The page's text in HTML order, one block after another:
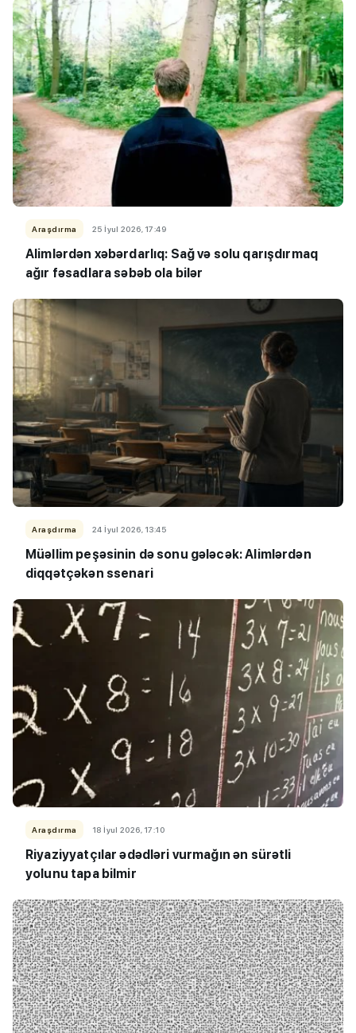
Araşdırma 25 İyul 2026, 17:49
Alimlərdən xəbərdarlıq: Sağ və solu qarışdırmaq
ağır fəsadlara səbəb ola bilər
Araşdırma 24 İyul 2026, 13:45
Müəllim peşəsinin də sonu gələcək: Alimlərdən
diqqətçəkən ssenari
Araşdırma 18 İyul 2026, 17:10
Riyaziyyatçılar ədədləri vurmağın ən sürətli
yolunu tapa bilmir